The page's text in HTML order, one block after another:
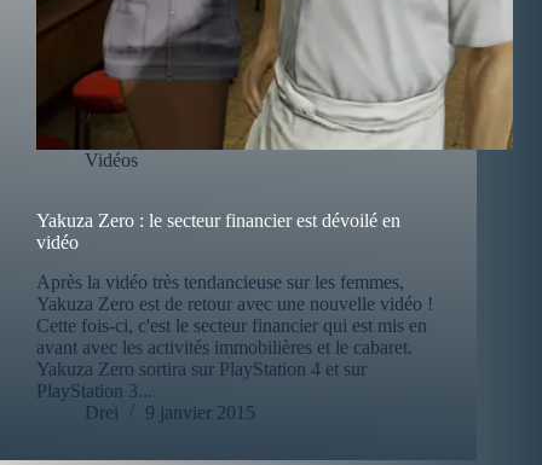
Vidéos
Yakuza Zero : le secteur financier est dévoilé en
vidéo
Après la vidéo très tendancieuse sur les femmes,
Yakuza Zero est de retour avec une nouvelle vidéo !
Cette fois-ci, c'est le secteur financier qui est mis en
avant avec les activités immobilières et le cabaret.
Yakuza Zero sortira sur PlayStation 4 et sur
PlayStation 3...
Drei
9 janvier 2015